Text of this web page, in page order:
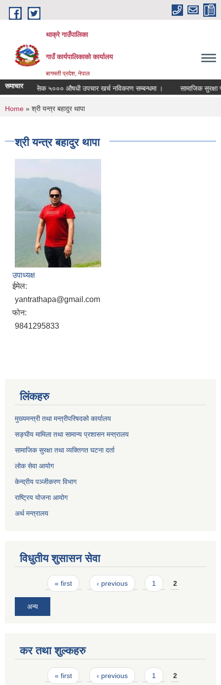
Skip to main content
थाक्रे गाउँपालिका
गाउँ कार्यपालिकाको कार्यालय
बागमती प्रदेश, नेपाल
समाचारमासिक ५००० औषधी उपचार खर्च नविकरण सम्बन्धमा । सामाजिक सुरक्षा
You are here
Home » श्री यन्त्र बहादुर थापा
श्री यन्त्र बहादुर थापा
उपाध्यक्ष
ईमेल:
yantrathapa@gmail.com
फोन:
9841295833
लिंकहरु
मुख्यमन्त्री तथा मन्त्रीपरिषदको कार्यालय
सङ्घीय मामिला तथा सामान्य प्रशासन मन्त्रालय
सामाजिक सुरक्षा तथा व्यक्तिगत घटना दर्ता
लोक सेवा आयोग
केन्द्रीय पञ्जीकरण विभाग
राष्ट्रिय योजना आयोग
अर्थ मन्त्रालय
विधुतीय शुसासन सेवा
Pages« first ‹ previous 1 2
अन्य
कर तथा शुल्कहरु
Pages« first ‹ previous 1 2